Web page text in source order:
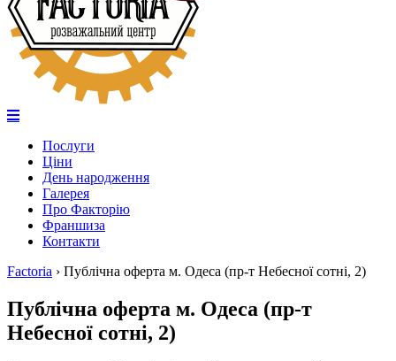
Послуги
Ціни
День народження
Галерея
Про Факторію
Франшиза
Контакти
Factoria › Публічна оферта м. Одеса (пр-т Небесної сотні, 2)
Публічна оферта м. Одеса (пр-т
Небесної сотні, 2)